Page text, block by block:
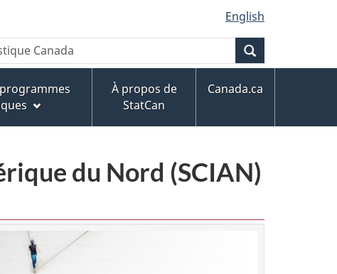
English
À propos de
StatCan
Canada.ca
du Nord (SCIAN)